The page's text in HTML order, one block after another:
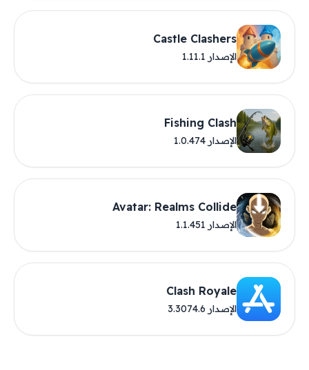
Castle Clashers
الإصدار 1.11.1
Fishing Clash
الإصدار 1.0.474
Avatar: Realms Collide
الإصدار 1.1.451
‎Clash Royale
الإصدار 3.3074.6